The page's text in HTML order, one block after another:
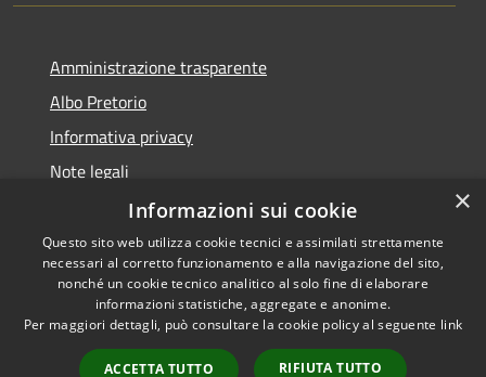
Amministrazione trasparente
Albo Pretorio
Informativa privacy
Note legali
Dichiarazione di accessibilità
RSS
Accessibilità
Copyright © 2026 • Comune di
Municipium• Accesso
×
Informazioni sui cookie
Questo sito web utilizza cookie tecnici e assimilati strettamente
necessari al corretto funzionamento e alla navigazione del sito,
nonché un cookie tecnico analitico al solo fine di elaborare
informazioni statistiche, aggregate e anonime.
Per maggiori dettagli, può consultare la cookie policy al seguente link
ACCETTA TUTTO RIFIUTA TUTTO